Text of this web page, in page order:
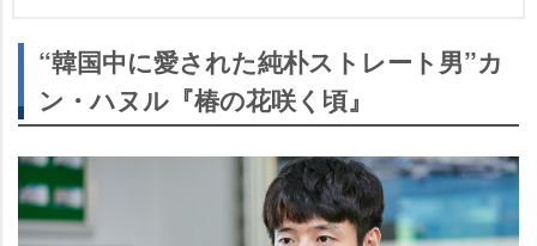
“韓国中に愛された純朴ストレート男”カ
ン・ハヌル『椿の花咲く頃』